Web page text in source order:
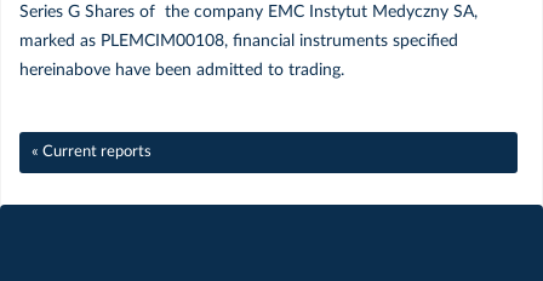
Maj
Luty
Series G Shares of the company EMC Instytut Medyczny SA,
marked as PLEMCIM00108, financial instruments specified
hereinabove have been admitted to trading.
« Current reports